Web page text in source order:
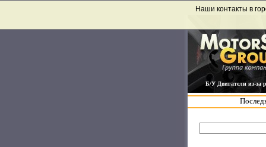
Б/У Двигатели из-за
Наши контакты в